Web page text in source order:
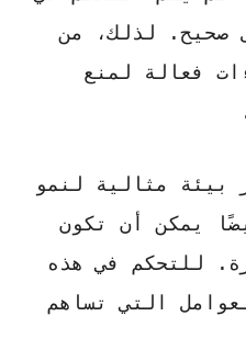
صحيح. لذلك، من
فعالة لمنع
بيئة مثالية لنمو
يمكن أن تكون
للتحكم في هذه
التي تساهم